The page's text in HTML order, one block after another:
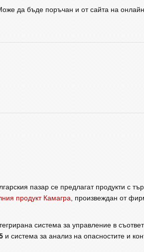
да бъде поръчан и от сайта на
пазар се предлагат продукти с
продукт Камагра, произвеждан от
система за управление в
и система за анализ на опасностите и